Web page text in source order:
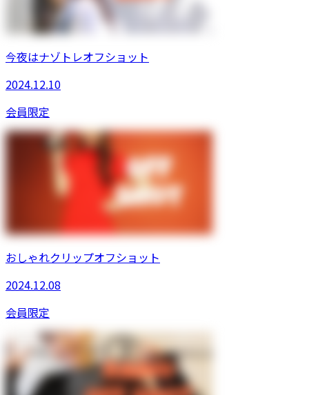
今夜はナゾトレオフショット
2024.12.10
会員限定
おしゃれクリップオフショット
2024.12.08
会員限定